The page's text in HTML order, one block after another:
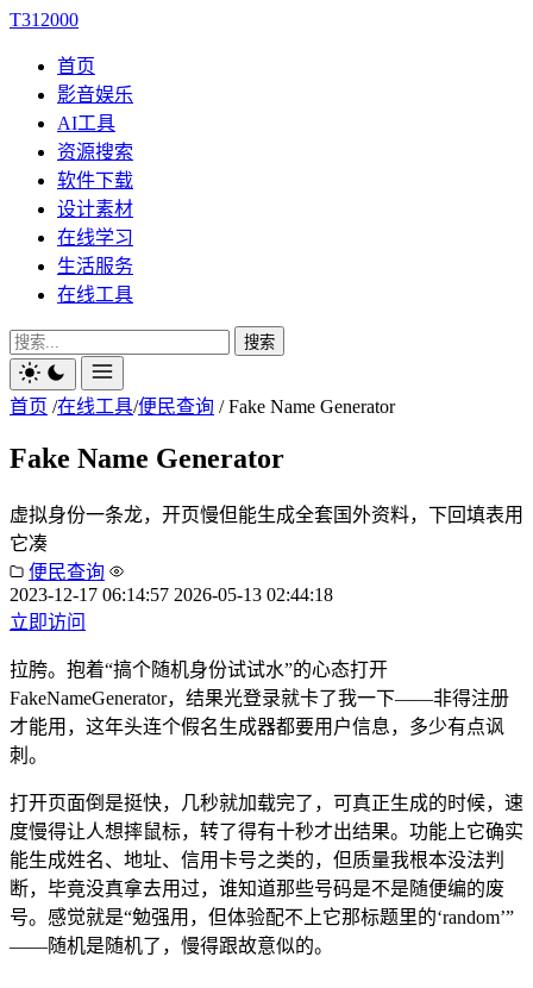
T312000
首页
影音娱乐
AI工具
资源搜索
软件下载
设计素材
在线学习
生活服务
在线工具
搜索
首页 /在线工具/便民查询 / Fake Name Generator
Fake Name Generator
虚拟身份一条龙，开页慢但能生成全套国外资料，下回填表用
它凑
便民查询
2023-12-17 06:14:57 2026-05-13 02:44:18
立即访问
拉胯。抱着“搞个随机身份试试水”的心态打开
FakeNameGenerator，结果光登录就卡了我一下——非得注册
才能用，这年头连个假名生成器都要用户信息，多少有点讽
刺。
打开页面倒是挺快，几秒就加载完了，可真正生成的时候，速
度慢得让人想摔鼠标，转了得有十秒才出结果。功能上它确实
能生成姓名、地址、信用卡号之类的，但质量我根本没法判
断，毕竟没真拿去用过，谁知道那些号码是不是随便编的废
号。感觉就是“勉强用，但体验配不上它那标题里的‘random’”
——随机是随机了，慢得跟故意似的。